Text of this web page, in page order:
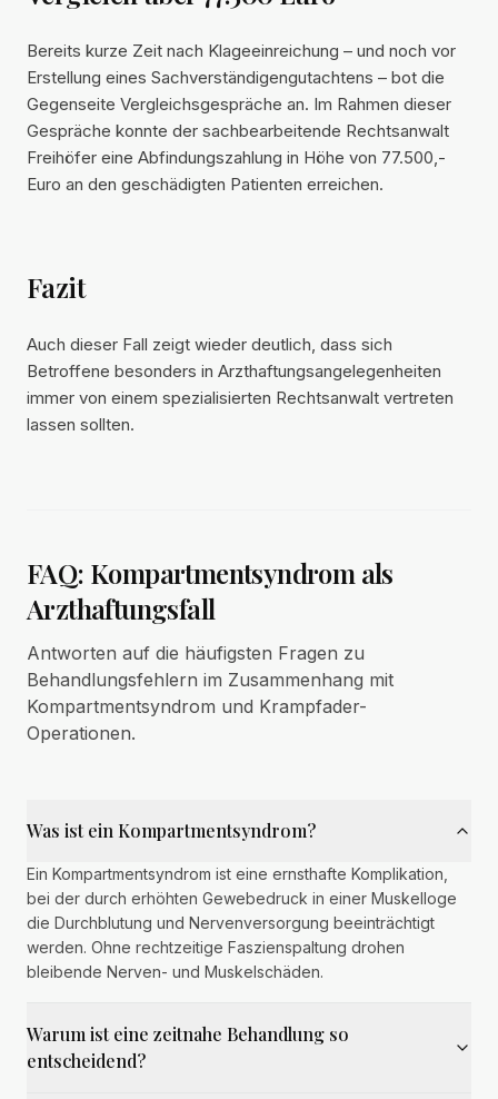
Bereits kurze Zeit nach Klageeinreichung – und noch vor
Erstellung eines Sachverständigengutachtens – bot die
Gegenseite Vergleichsgespräche an. Im Rahmen dieser
Gespräche konnte der sachbearbeitende Rechtsanwalt
Freihöfer eine Abfindungszahlung in Höhe von 77.500,-
Euro an den geschädigten Patienten erreichen.
Fazit
Auch dieser Fall zeigt wieder deutlich, dass sich
Betroffene besonders in Arzthaftungsangelegenheiten
immer von einem spezialisierten Rechtsanwalt vertreten
lassen sollten.
FAQ: Kompartmentsyndrom als
Arzthaftungsfall
Antworten auf die häufigsten Fragen zu
Behandlungsfehlern im Zusammenhang mit
Kompartmentsyndrom und Krampfader-
Operationen.
Was ist ein Kompartmentsyndrom?
Ein Kompartmentsyndrom ist eine ernsthafte Komplikation,
bei der durch erhöhten Gewebedruck in einer Muskelloge
die Durchblutung und Nervenversorgung beeinträchtigt
werden. Ohne rechtzeitige Faszienspaltung drohen
bleibende Nerven- und Muskelschäden.
Warum ist eine zeitnahe Behandlung so
entscheidend?